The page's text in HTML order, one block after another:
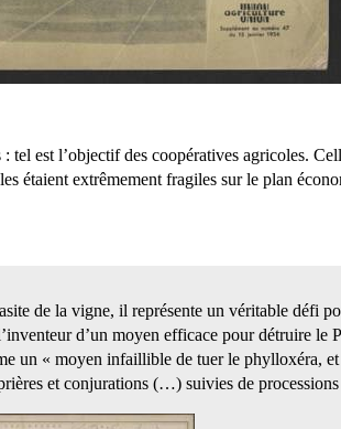
tel est l’objectif des coopératives agricoles.
étaient extrêmement fragiles sur le plan
de la vigne, il représente un véritable défi
d’un moyen efficace pour détruire le
un « moyen infaillible de tuer le phylloxéra,
et conjurations (…) suivies de